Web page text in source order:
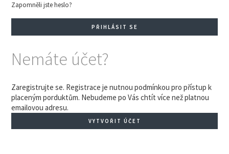
Zapomněli jste heslo?
Nemáte účet?
Zaregistrujte se. Registrace je nutnou podmínkou pro přístup k
placeným porduktům. Nebudeme po Vás chtít více než platnou
emailovou adresu.
VYTVOŘIT ÚČET